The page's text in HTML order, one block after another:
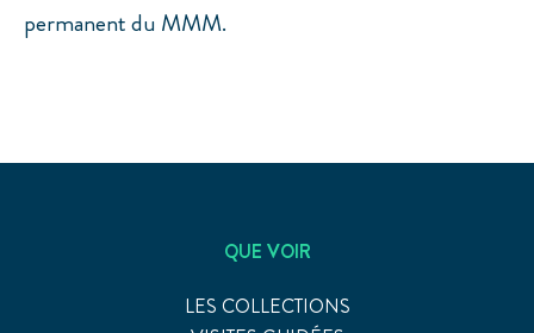
permanent du MMM.
QUE VOIR
LES COLLECTIONS